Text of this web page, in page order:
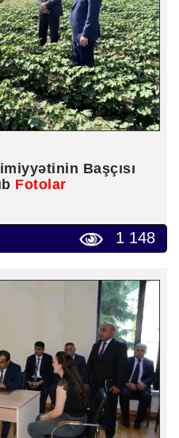
Başçısı
Fotolar
1 148